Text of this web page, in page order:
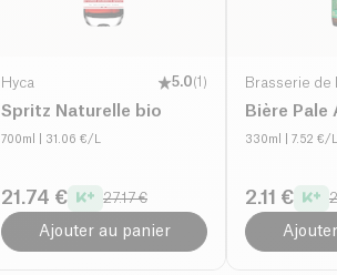
Hyca 5.0(1 )
Spritz Naturelle bio
700ml | 31.06 €/L
21.74 € 27.17 €
Ajouter au panier
Brasserie de
Bière Pale
330ml | 7.52 €/L
2.11 €